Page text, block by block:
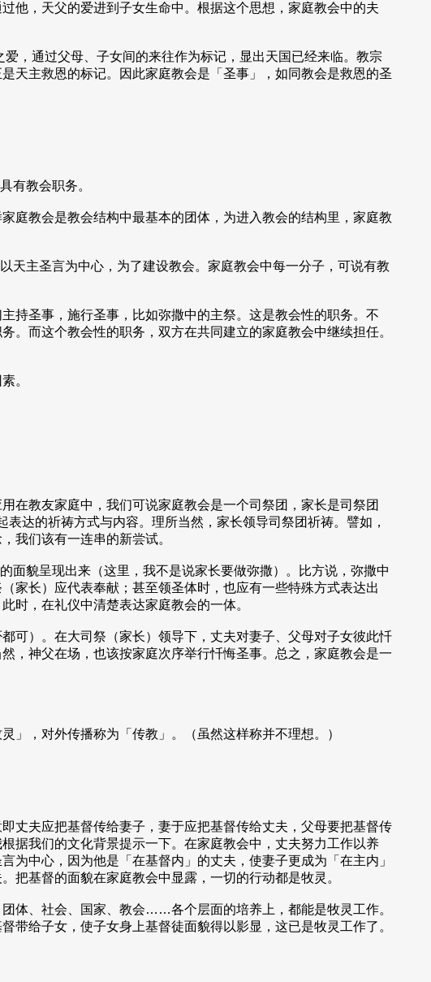
他，天父的爱进到子女生命中。根据这个思想，家庭教会中的夫
，通过父母、子女间的来往作为标记，显出天国已经来临。教宗
天主救恩的标记。因此家庭教会是「圣事」，如同教会是救恩的圣
有教会职务。
庭教会是教会结构中最基本的团体，为进入教会的结构里，家庭教
主圣言为中心，为了建设教会。家庭教会中每一分子，可说有教
持圣事，施行圣事，比如弥撒中的主祭。这是教会性的职务。不
而这个教会性的职务，双方在共同建立的家庭教会中继续担任。
。
在教友家庭中，我们可说家庭教会是一个司祭团，家长是司祭团
达的祈祷方式与内容。理所当然，家长领导司祭团祈祷。譬如，
我们该有一连串的新尝试。
貌呈现出来（这里，我不是说家长要做弥撒）。比方说，弥撒中
家长）应代表奉献；甚至领圣体时，也应有一些特殊方式表达出
时，在礼仪中清楚表达家庭教会的一体。
可）。在大司祭（家长）领导下，丈夫对妻子、父母对子女彼此忏
，神父在场，也该按家庭次序举行忏悔圣事。总之，家庭教会是一
，对外传播称为「传教」。（虽然这样称并不理想。）
丈夫应把基督传给妻子，妻于应把基督传给丈夫，父母要把基督传
据我们的文化背景提示一下。在家庭教会中，丈夫努力工作以养
中心，因为他是「在基督内」的丈夫，使妻子更成为「在主内」
基督的面貌在家庭教会中显露，一切的行动都是牧灵。
体、社会、国家、教会……各个层面的培养上，都能是牧灵工作。
给子女，使子女身上基督徒面貌得以影显，这已是牧灵工作了。